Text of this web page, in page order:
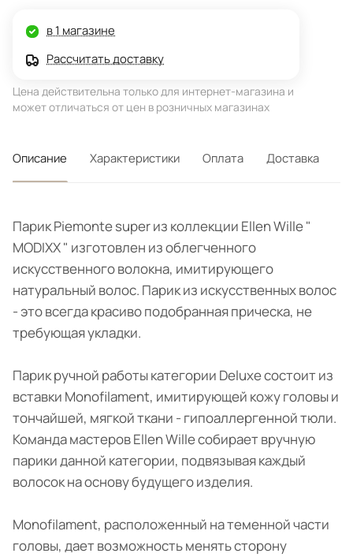
в 1 магазине
Рассчитать доставку
Цена действительна только для интернет-магазина и
может отличаться от цен в розничных магазинах
Описание Характеристики Оплата Доставка
Парик Piemonte super из коллекции Ellen Wille "
MODIXX " изготовлен из облегченного
искусственного волокна, имитирующего
натуральный волос. Парик из искусственных волос
- это всегда красиво подобранная прическа, не
требующая укладки.
Парик ручной работы категории Deluxe состоит из
вставки Monofilament, имитирующей кожу головы и
тончайшей, мягкой ткани - гипоаллергенной тюли.
Команда мастеров Ellen Wille собирает вручную
парики данной категории, подвязывая каждый
волосок на основу будущего изделия.
Monofilament, расположенный на теменной части
головы, дает возможность менять сторону